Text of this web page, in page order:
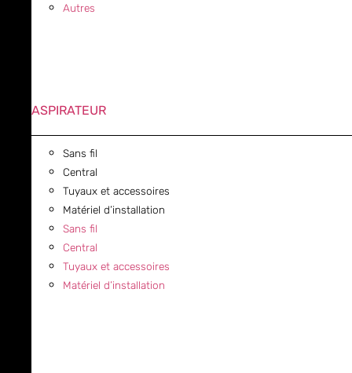
Autres
ASPIRATEUR
Sans fil
Central
Tuyaux et accessoires
Matériel d’installation
Sans fil
Central
Tuyaux et accessoires
Matériel d’installation